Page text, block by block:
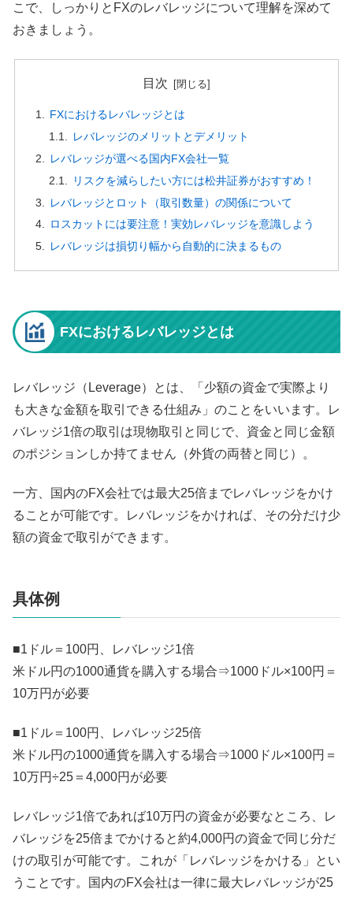
こで、しっかりとFXのレバレッジについて理解を深めて
おきましょう。
目次
FXにおけるレバレッジとは
レバレッジのメリットとデメリット
レバレッジが選べる国内FX会社一覧
リスクを減らしたい方には松井証券がおすすめ！
レバレッジとロット（取引数量）の関係について
ロスカットには要注意！実効レバレッジを意識しよう
レバレッジは損切り幅から自動的に決まるもの
FXにおけるレバレッジとは
レバレッジ（Leverage）とは、「少額の資金で実際より
も大きな金額を取引できる仕組み」のことをいいます。レ
バレッジ1倍の取引は現物取引と同じで、資金と同じ金額
のポジションしか持てません（外貨の両替と同じ）。
一方、国内のFX会社では最大25倍までレバレッジをかけ
ることが可能です。レバレッジをかければ、その分だけ少
額の資金で取引ができます。
具体例
■1ドル＝100円、レバレッジ1倍
米ドル円の1000通貨を購入する場合⇒1000ドル×100円＝
10万円が必要
■1ドル＝100円、レバレッジ25倍
米ドル円の1000通貨を購入する場合⇒1000ドル×100円＝
10万円÷25＝4,000円が必要
レバレッジ1倍であれば10万円の資金が必要なところ、レ
バレッジを25倍までかけると約4,000円の資金で同じ分だ
けの取引が可能です。これが「レバレッジをかける」とい
うことです。国内のFX会社は一律に最大レバレッジが25